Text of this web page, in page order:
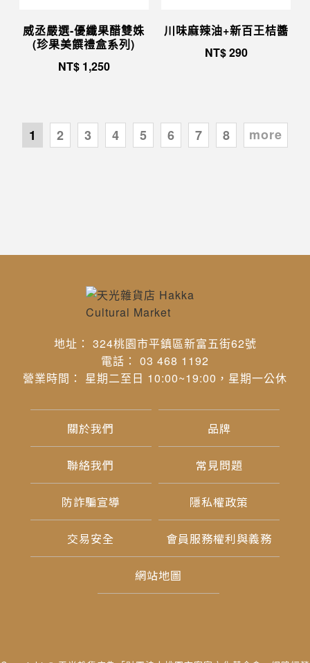
威丞嚴選-優纖果醋雙姝
(珍果美饌禮盒系列)
NT$ 1,250
川味麻辣油+新百王桔醬
NT$290
1 2 3 4 5 6 7 8 more
地址： 324桃園市平鎮區新富五街62號
電話： 03 468 1192
營業時間： 星期二至日 10:00~19:00，星期一公休
關於我們 品牌
聯絡我們 常見問題
防詐騙宣導 隱私權政策
交易安全 會員服務權利與義務
網站地圖